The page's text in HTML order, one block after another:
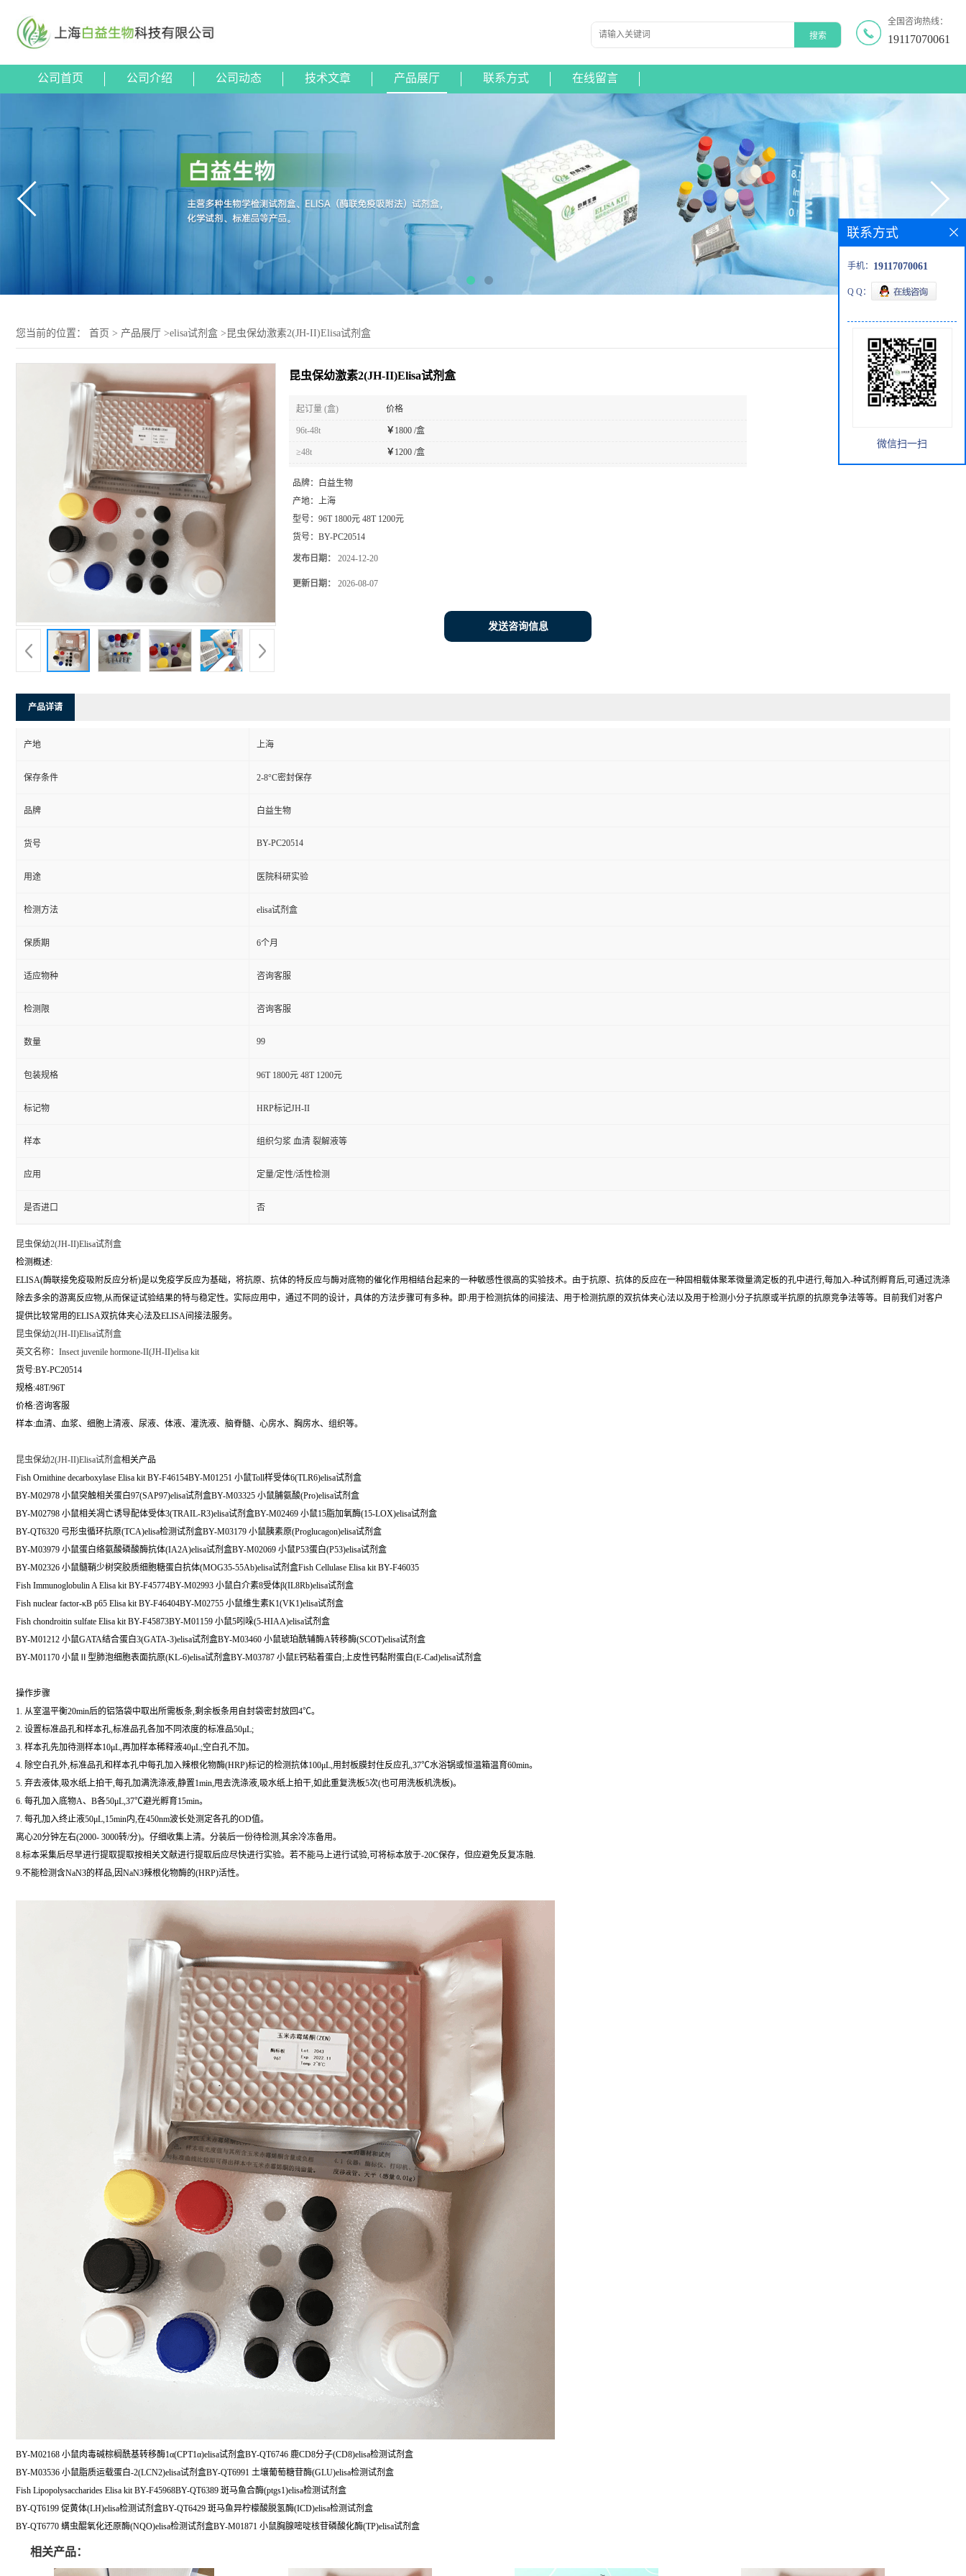
全国咨询热线：
19117070061
公司首页 公司介绍 公司动态 技术文章 产品展厅 联系方式 在线留言
您当前的位置： 首页 > 产品展厅 >elisa试剂盒 > 昆虫保幼激素2(JH-II)Elisa试剂盒
昆虫保幼激素2(JH-II)Elisa试剂盒
起订量 (盒) 价格
96t-48t ￥ 1800 /盒
≥48t ￥ 1200 /盒
品牌：
白益生物
产地： 上海
型号： 96T 1800元 48T 1200元
货号： BY-PC20514
发布日期： 2024-12-20
更新日期： 2026-08-07
发送咨询信息
产品详请
产地 上海
保存条件 2-8°C密封保存
品牌 白益生物
货号 BY-PC20514
用途 医院科研实验
检测方法 elisa试剂盒
保质期 6个月
适应物种 咨询客服
检测限 咨询客服
数量 99
包装规格 96T 1800元 48T 1200元
标记物 HRP标记JH-II
样本 组织匀浆 血清 裂解液等
应用 定量/定性/活性检测
是否进口 否
昆虫保幼2(JH-II)Elisa试剂盒
检测概述:
ELISA(酶联接免疫吸附反应分析)是以免疫学反应为基础，将抗原、抗体的特反应与酶对底物的催化作用相结台起来的一种敏感性很高的实验技术。由于抗原、抗体的反应在一种固相载体聚苯微量滴定板的孔中进行,每加入-种试剂孵育后,可通过洗涤
除去多余的游离反应物,从而保证试验结果的特与稳定性。实际应用中，通过不同的设计，具体的方法步骤可有多种。即:用于检测抗体的间接法、用于检测抗原的双抗体夹心法以及用于检测小分子抗原或半抗原的抗原竞争法等等。目前我们对客户
提供比较常用的ELISA双抗体夹心法及ELISA间接法服务。
昆虫保幼2(JH-II)Elisa试剂盒
英文名称： Insect juvenile hormone-II(JH-II)elisa kit
货号:BY-PC20514
规格:48T/96T
价格:咨询客服
样本:血清、血浆、细胞上清液、尿液、体液、灌洗液、脑脊髓、心房水、胸房水、组织等。
昆虫保幼2(JH-II)Elisa试剂盒相关产品
Fish Ornithine decarboxylase Elisa kit BY-F46154BY-M01251 小鼠Toll样受体6(TLR6)elisa试剂盒
BY-M02978 小鼠突触相关蛋白97(SAP97)elisa试剂盒BY-M03325 小鼠脯氨酸(Pro)elisa试剂盒
BY-M02798 小鼠相关凋亡诱导配体受体3(TRAIL-R3)elisa试剂盒BY-M02469 小鼠15脂加氧酶(15-LOX)elisa试剂盒
BY-QT6320 弓形虫循环抗原(TCA)elisa检测试剂盒BY-M03179 小鼠胰素原(Proglucagon)elisa试剂盒
BY-M03979 小鼠蛋白络氨酸磷酸酶抗体(IA2A)elisa试剂盒BY-M02069 小鼠P53蛋白(P53)elisa试剂盒
BY-M02326 小鼠髓鞘少树突胶质细胞糖蛋白抗体(MOG35-55Ab)elisa试剂盒Fish Cellulase Elisa kit BY-F46035
Fish Immunoglobulin A Elisa kit BY-F45774BY-M02993 小鼠白介素8受体β(IL8Rb)elisa试剂盒
Fish nuclear factor-κB p65 Elisa kit BY-F46404BY-M02755 小鼠维生素K1(VK1)elisa试剂盒
Fish chondroitin sulfate Elisa kit BY-F45873BY-M01159 小鼠5吲哚(5-HIAA)elisa试剂盒
BY-M01212 小鼠GATA结合蛋白3(GATA-3)elisa试剂盒BY-M03460 小鼠琥珀酰辅酶A转移酶(SCOT)elisa试剂盒
BY-M01170 小鼠Ⅱ型肺泡细胞表面抗原(KL-6)elisa试剂盒BY-M03787 小鼠E钙粘着蛋白;上皮性钙黏附蛋白(E-Cad)elisa试剂盒
操作步骤
1. 从室温平衡20min后的铝箔袋中取出所需板条,剩余板条用自封袋密封放回4℃。
2. 设置标准品孔和样本孔,标准品孔各加不同浓度的标准品50μL;
3. 样本孔先加待测样本10μL,再加样本稀释液40μL;空白孔不加。
4. 除空白孔外,标准品孔和样本孔中每孔加入辣根化物酶(HRP)标记的检测抗体100μL,用封板膜封住反应孔,37℃水浴锅或恒温箱温育60min。
5. 弃去液体,吸水纸上拍干,每孔加满洗涤液,静置1min,甩去洗涤液,吸水纸上拍干,如此重复洗板5次(也可用洗板机洗板)。
6. 每孔加入底物A、B各50μL,37℃避光孵育15min。
7. 每孔加入终止液50μL,15min内,在450nm波长处测定各孔的OD值。
离心20分钟左右(2000- 3000转/分)。仔细收集上清。分装后一份待检测,其余冷冻备用。
8.标本采集后尽早进行提取提取按相关文献进行提取后应尽快进行实验。若不能马上进行试验,可将标本放于-20C保存，但应避免反复冻融.
9.不能检测含NaN3的样品,因NaN3辣根化物酶的(HRP)活性。
BY-M02168 小鼠肉毒碱棕榈酰基转移酶1α(CPT1α)elisa试剂盒BY-QT6746 鹿CD8分子(CD8)elisa检测试剂盒
BY-M03536 小鼠脂质运载蛋白-2(LCN2)elisa试剂盒BY-QT6991 土壤葡萄糖苷酶(GLU)elisa检测试剂盒
Fish Lipopolysaccharides Elisa kit BY-F45968BY-QT6389 斑马鱼合酶(ptgs1)elisa检测试剂盒
BY-QT6199 促黄体(LH)elisa检测试剂盒BY-QT6429 斑马鱼异柠檬酸脱氢酶(ICD)elisa检测试剂盒
BY-QT6770 螨虫醌氧化还原酶(NQO)elisa检测试剂盒BY-M01871 小鼠胸腺嘧啶核苷磷酸化酶(TP)elisa试剂盒
相关产品：
联系方式
手机： 19117070061
Q Q：
微信扫一扫